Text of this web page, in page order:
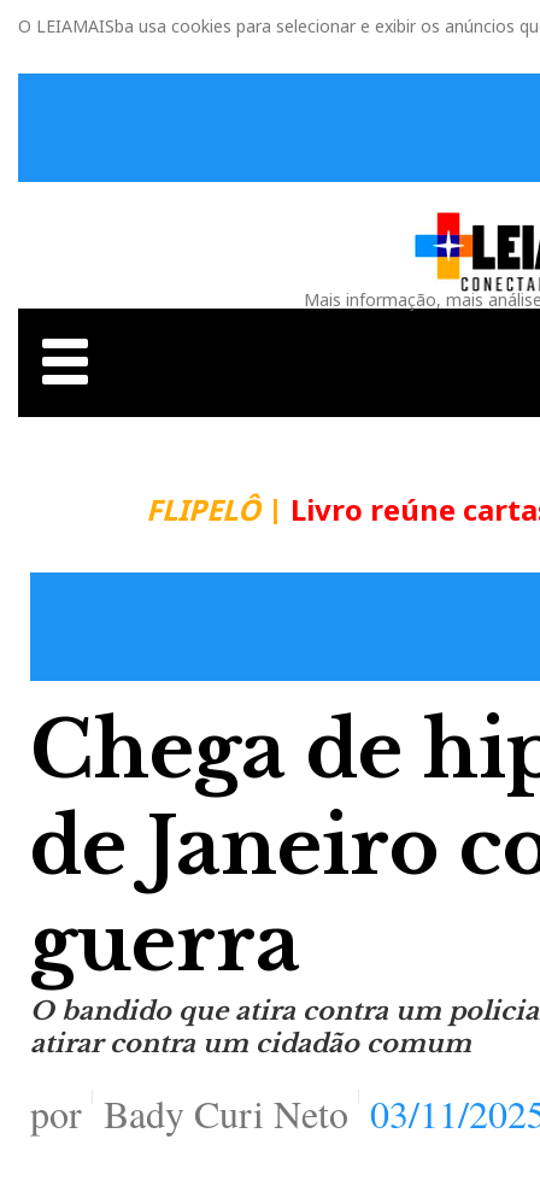
O LEIAMAISba usa cookies para selecionar e exibir os anúncios
Mais informação, mais
FLIPELÔ| Livro reúne
Chega de
de Janeiro
guerra
O bandido que atira contra um
atirar contra um cidadão comum
por Bady Curi Neto 03/11/